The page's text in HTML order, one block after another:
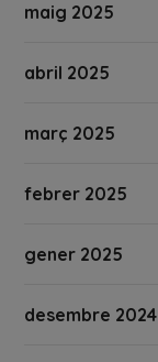
maig 2025
abril 2025
març 2025
febrer 2025
gener 2025
desembre 2024